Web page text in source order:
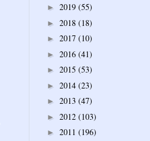
► 2019 (55)
► 2018 (18)
► 2017 (10)
► 2016 (41)
► 2015 (53)
► 2014 (23)
► 2013 (47)
► 2012 (103)
► 2011 (196)